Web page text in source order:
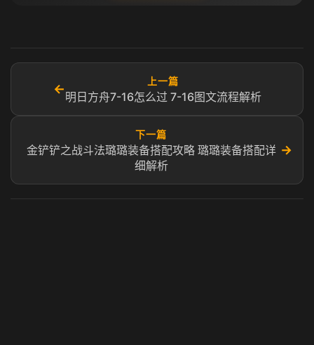
←
上一篇
明日方舟7-16怎么过 7-16图文流程解析
下一篇
金铲铲之战斗法璐璐装备搭配攻略 璐璐装备搭配详
细解析
→